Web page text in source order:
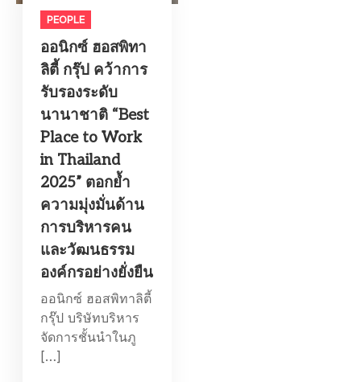
PEOPLE
ออนิกซ์ ฮอสพิทา
ลิตี้ กรุ๊ป คว้าการ
รับรองระดับ
นานาชาติ “Best
Place to Work
in Thailand
2025” ตอกย้ำ
ความมุ่งมั่นด้าน
การบริหารคน
และวัฒนธรรม
องค์กรอย่างยั่งยืน
ออนิกซ์ ฮอสพิทาลิตี้
กรุ๊ป บริษัทบริหาร
จัดการชั้นนำในภู
[…]